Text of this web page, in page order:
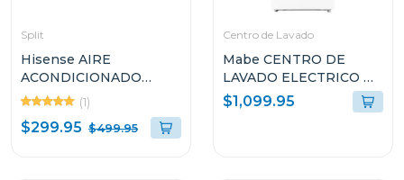
Split
Hisense AIRE
ACONDICIONADO
SPLIT INVERTER DE
12000BTU GAS R32
ATR122CJ
(1)
$299.95 $499.95
Centro de Lavado
Mabe CENTRO DE
LAVADO ELECTRICO DE
24KG AQUA SAVER
BLANCO L2440ESBB0
$1,099.95